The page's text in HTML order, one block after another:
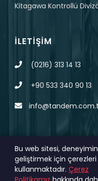
Kitagawa Kontrollü
İLETIŞIM
(0216) 313 14 13
+90 533 340 90 13
© 2023 Tüm Hakları
Bu web sitesi,
geliştirmek için çerezleri
kullanmaktadır. Çerez